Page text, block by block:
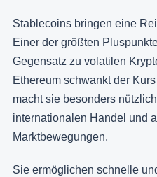
Stablecoins bringen eine
Einer der größten
Gegensatz zu volatilen
Ethereum schwankt der
macht sie besonders
internationalen Handel und
Marktbewegungen.
Sie ermöglichen schnelle